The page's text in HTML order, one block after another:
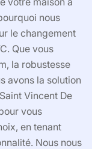
nous
le changement
Que vous
la robustesse
avons la solution
Vincent De
vous
en tenant
Nous nous